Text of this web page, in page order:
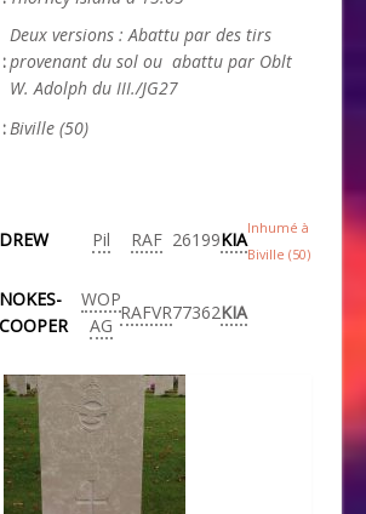
:
Deux versions : Abattu par des tirs
provenant du sol ou abattu par Oblt
W. Adolph du III./JG27
:Biville (50)
DREW Pil RAF 26199KIAInhumé à
Biville (50)
NOKES-
COOPER
WOP
AG
RAFVR77362KIA